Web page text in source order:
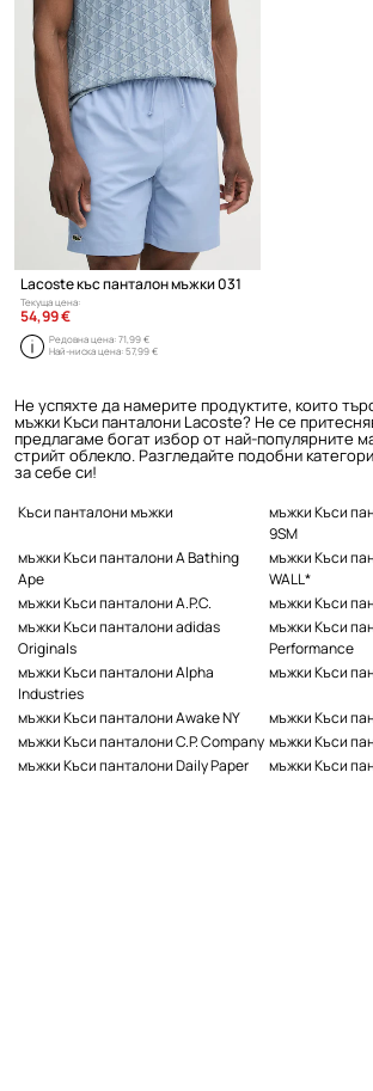
Lacoste къс панталон мъжки 031
Текуща цена:
54,99 €
Редовна цена:71,99 €
Най-ниска цена:57,99 €
Не успяхте да намерите продуктите, които
мъжки Къси панталони Lacoste? Не се
предлагаме богат избор от най-популярните
стрийт облекло. Разгледайте подобни
за себе си!
Къси панталони мъжки
мъжки Къси
9SM
мъжки Къси панталони A Bathing
Ape
мъжки Къси
WALL*
мъжки Къси панталони A.P.C.
мъжки Къси
мъжки Къси панталони adidas
Originals
мъжки Къси
Performance
мъжки Къси панталони Alpha
Industries
мъжки Къси
мъжки Къси панталони Awake NY
мъжки Къси
мъжки Къси панталони C.P. Company мъжки Къси
мъжки Къси панталони Daily Paper
мъжки Къси